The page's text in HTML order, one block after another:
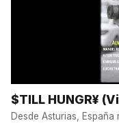
$TILL HUNGR¥
Desde Asturias,